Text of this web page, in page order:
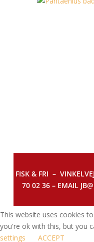
FISK & FRI –
70 02 36 – EMAIL
This website uses cookies
you're ok with this, but you
settings
ACCEPT